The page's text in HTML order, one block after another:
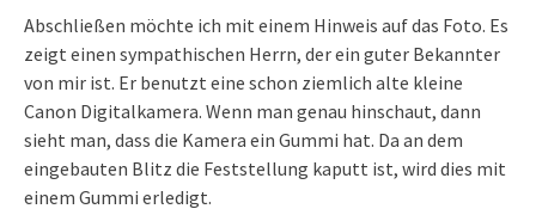
Abschließen möchte ich mit einem Hinweis auf das Foto. Es
zeigt einen sympathischen Herrn, der ein guter Bekannter
von mir ist. Er benutzt eine schon ziemlich alte kleine
Canon Digitalkamera. Wenn man genau hinschaut, dann
sieht man, dass die Kamera ein Gummi hat. Da an dem
eingebauten Blitz die Feststellung kaputt ist, wird dies mit
einem Gummi erledigt.